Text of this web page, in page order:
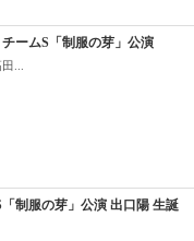
ームS「制服の芽」公演
...
制服の芽」公演 出口陽 生誕